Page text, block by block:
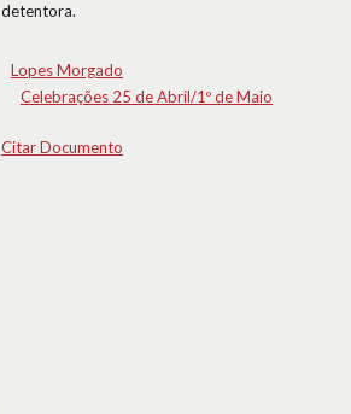
detentora.
Lopes Morgado
Celebrações 25 de Abril/1º de Maio
Citar Documento